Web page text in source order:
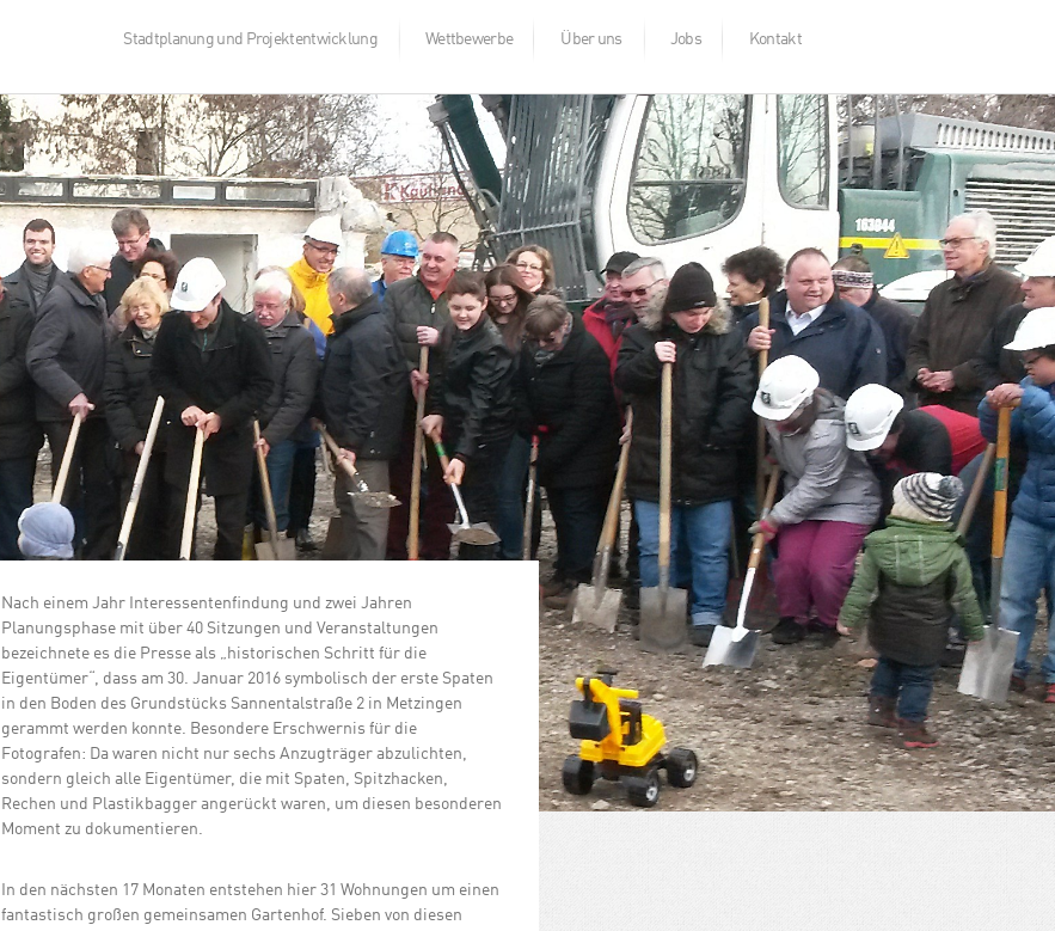
Stadtplanung und Projektentwicklung Wettbewerbe Über uns Jobs Kontakt
Nach einem Jahr Interessentenfindung und zwei Jahren
Planungsphase mit über 40 Sitzungen und Veranstaltungen
bezeichnete es die Presse als „historischen Schritt für die
Eigentümer“, dass am 30. Januar 2016 symbolisch der erste Spaten
in den Boden des Grundstücks Sannentalstraße 2 in Metzingen
gerammt werden konnte. Besondere Erschwernis für die
Fotografen: Da waren nicht nur sechs Anzugträger abzulichten,
sondern gleich alle Eigentümer, die mit Spaten, Spitzhacken,
Rechen und Plastikbagger angerückt waren, um diesen besonderen
Moment zu dokumentieren.
In den nächsten 17 Monaten entstehen hier 31 Wohnungen um einen
fantastisch großen gemeinsamen Gartenhof. Sieben von diesen